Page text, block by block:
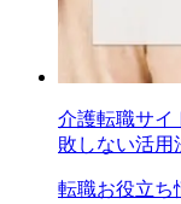
介護転職サイ
敗しない活用
転職お役立ち